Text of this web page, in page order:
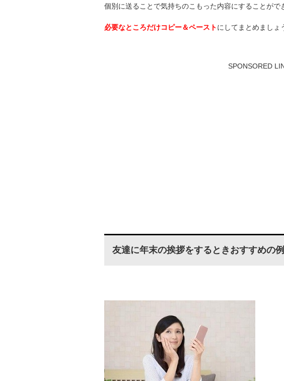
個別に送ることで気持ちのこもった内容にすることがで
必要なところだけコピー＆ペーストにしてまとめましょ
SPONSORED
友達に年末の挨拶をするときおすすめの